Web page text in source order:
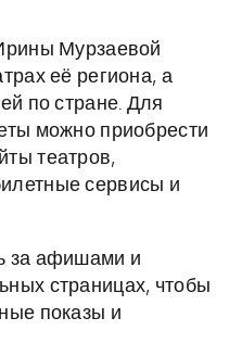
Мурзаевой
её региона, а
по стране. Для
можно приобрести
театров,
сервисы и
за афишами и
страницах, чтобы
показы и